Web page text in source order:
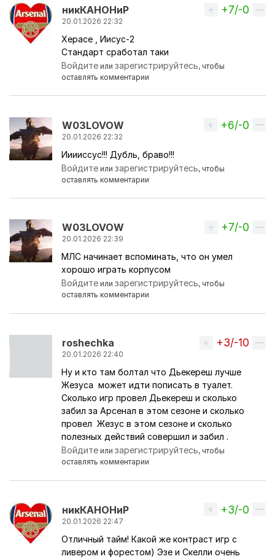
никКАНОНиР
20.01.2026 22:32
Вверх
+7/-0
Херасе , Иисус-2
Стандарт сработал таки
Войдите илизарегистрируйтесь, чтобы
оставлять комментарии
W03LOVOW
20.01.2026 22:32
Вверх
+6/-0
Ииииссус!!! Дубль, браво!!!
Войдите илизарегистрируйтесь, чтобы
оставлять комментарии
W03LOVOW
20.01.2026 22:39
Вверх
+7/-0
МЛС начинает вспоминать, что он умел
хорошо играть корпусом
Войдите илизарегистрируйтесь, чтобы
оставлять комментарии
roshechka
20.01.2026 22:40
Вверх
+3/-10
Ну и кто там болтал что Дьекереш лучше
Жезуса может идти пописать в туалет.
Сколько игр провел Дьекереш и сколько
забил за Арсенал в этом сезоне и сколько
провел Жезус в этом сезоне и сколько
полезных действий совершил и забил .
Войдите илизарегистрируйтесь, чтобы
оставлять комментарии
никКАНОНиР
20.01.2026 22:47
Вверх
+3/-0
Отличный тайм! Какой же контраст игр с
ливером и форестом) Эзе и Скелли очень